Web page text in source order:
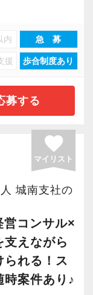
が働きやす
いきます。
く働いてみ
スです】
葉・埼玉と
幅広い業種
です。
をしている
様とスタッ
ります。
錦糸町」
設し、その
ス」「錦糸町
ス」を開設
床するなど、
現できます。
う気持ちを
いなくて
内 急 募
援 歩合制度あり
募する
favorite
マイリスト
城南支社の
営コンサル×
えながら
れる！ス
案件あり♪